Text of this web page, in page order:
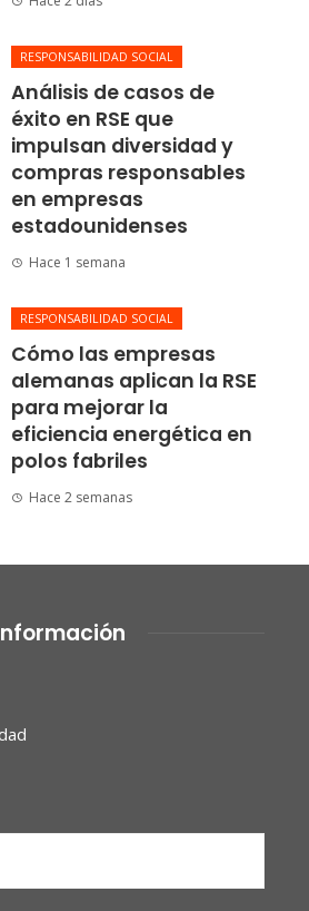
RESPONSABILIDAD SOCIAL
Análisis de casos de
éxito en RSE que
impulsan diversidad y
compras responsables
en empresas
estadounidenses
Hace 1 semana
RESPONSABILIDAD SOCIAL
Cómo las empresas
alemanas aplican la RSE
para mejorar la
eficiencia energética en
polos fabriles
Hace 2 semanas